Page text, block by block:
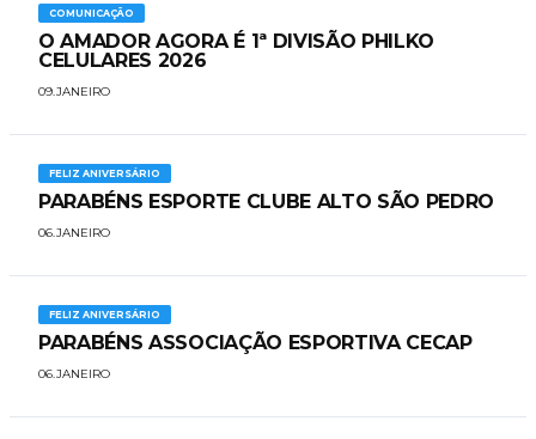
COMUNICAÇÃO
O AMADOR AGORA É 1ª DIVISÃO PHILKO
CELULARES 2026
09.JANEIRO
FELIZ ANIVERSÁRIO
PARABÉNS ESPORTE CLUBE ALTO SÃO PEDRO
06.JANEIRO
FELIZ ANIVERSÁRIO
​PARABÉNS ASSOCIAÇÃO ESPORTIVA CECAP
06.JANEIRO